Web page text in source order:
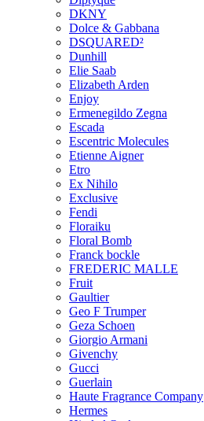
DKNY
Dolce & Gabbana
DSQUARED²
Dunhill
Elie Saab
Elizabeth Arden
Enjoy
Ermenegildo Zegna
Escada
Escentric Molecules
Etienne Aigner
Etro
Ex Nihilo
Exclusive
Fendi
Floraiku
Floral Bomb
Franck bockle
FREDERIC MALLE
Fruit
Gaultier
Geo F Trumper
Geza Schoen
Giorgio Armani
Givenchy
Gucci
Guerlain
Haute Fragrance Company
Hermes